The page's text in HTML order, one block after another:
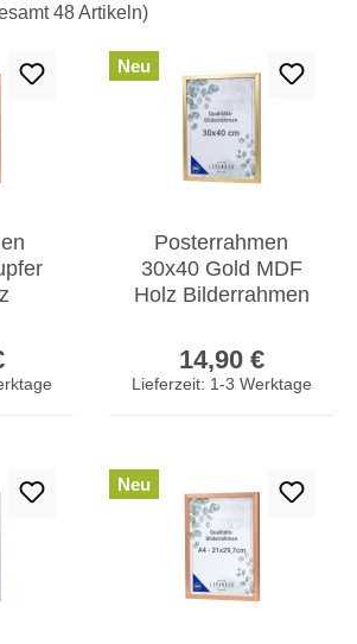
48 Artikeln)
Neu
Posterrahmen
30x40 Gold MDF
Holz Bilderrahmen
Wanddeko
Kunstdrucke
14,90 €
Lieferzeit: 1-3 Werktage
Neu